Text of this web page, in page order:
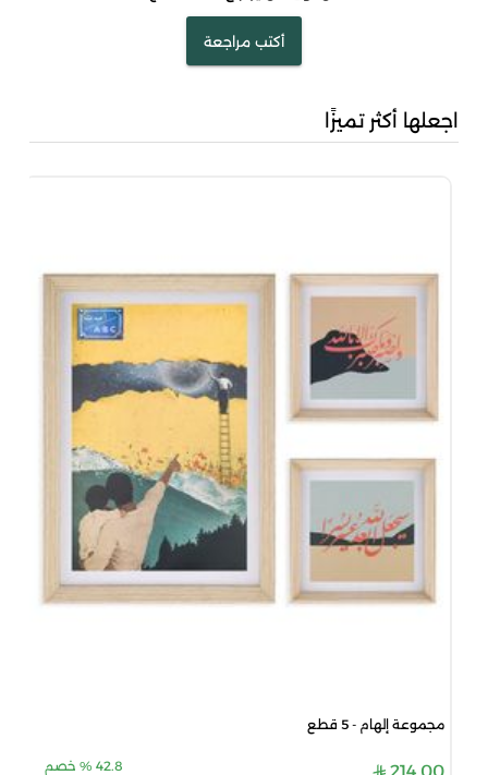
أكتب مراجعة
اجعلها أكثر تميزًا
مجموعة إلهام - 5 قطع
42.8
% خصم